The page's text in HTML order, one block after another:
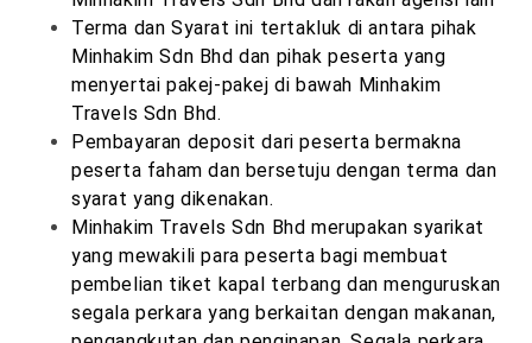
Terma dan Syarat ini tertakluk di antara pihak
Minhakim Sdn Bhd dan pihak peserta yang
menyertai pakej-pakej di bawah Minhakim
Travels Sdn Bhd.
Pembayaran deposit dari peserta bermakna
peserta faham dan bersetuju dengan terma dan
syarat yang dikenakan.
Minhakim Travels Sdn Bhd merupakan syarikat
yang mewakili para peserta bagi membuat
pembelian tiket kapal terbang dan menguruskan
segala perkara yang berkaitan dengan makanan,